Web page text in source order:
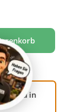
die Schaltflächen um
du in